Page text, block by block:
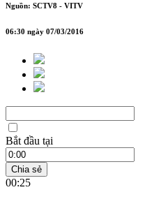
Nguồn: SCTV8 - VITV
06:30 ngày 07/03/2016
Bắt đầu tại
Chia sẻ
00:25